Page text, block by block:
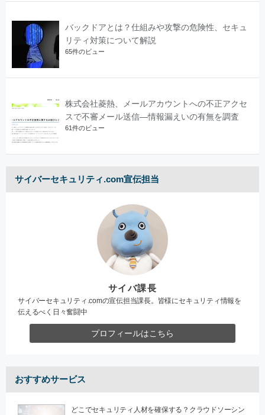
バックドアとは？仕組みや攻撃の危険性、セキュ
リティ対策について解説
65件のビュー
株式会社菱熱、メールアカウントへの不正アクセ
スで不審メール送信―情報漏えいの有無を調査
61件のビュー
サイバーセキュリティ.com宣伝担当
サイバ課長
サイバーセキュリティ.comの宣伝担当課長。皆様にセキュリティ情報を
伝えるべく日々奮闘中
プロフィールはこちら
おすすめサービス
どこでセキュリティ人材を確保する？クラウドソーシン